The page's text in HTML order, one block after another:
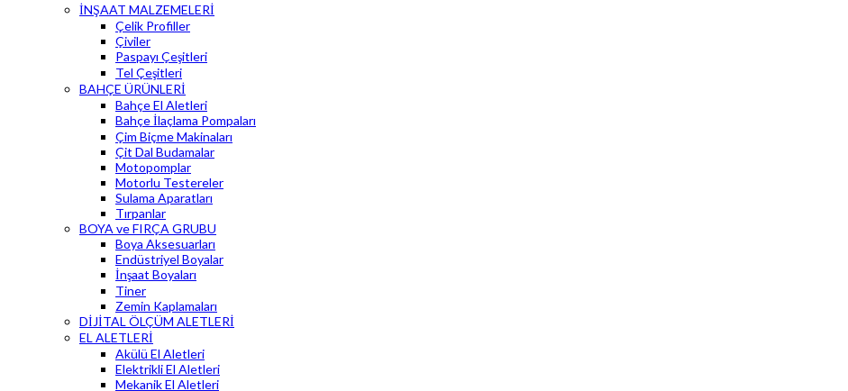
İNŞAAT MALZEMELERİ
Çelik Profiller
Çiviler
Paspayı Çeşitleri
Tel Çeşitleri
BAHÇE ÜRÜNLERİ
Bahçe El Aletleri
Bahçe İlaçlama Pompaları
Çim Biçme Makinaları
Çit Dal Budamalar
Motopomplar
Motorlu Testereler
Sulama Aparatları
Tırpanlar
BOYA ve FIRÇA GRUBU
Boya Aksesuarları
Endüstriyel Boyalar
İnşaat Boyaları
Tiner
Zemin Kaplamaları
DİJİTAL ÖLÇÜM ALETLERİ
EL ALETLERİ
Akülü El Aletleri
Elektrikli El Aletleri
Mekanik El Aletleri